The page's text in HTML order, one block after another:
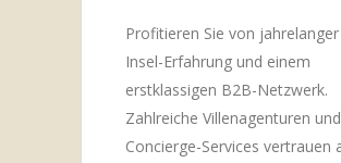
Profitieren Sie von jahrelanger
Insel-Erfahrung und einem
erstklassigen B2B-Netzwerk.
Zahlreiche Villenagenturen und
Concierge-Services vertrauen